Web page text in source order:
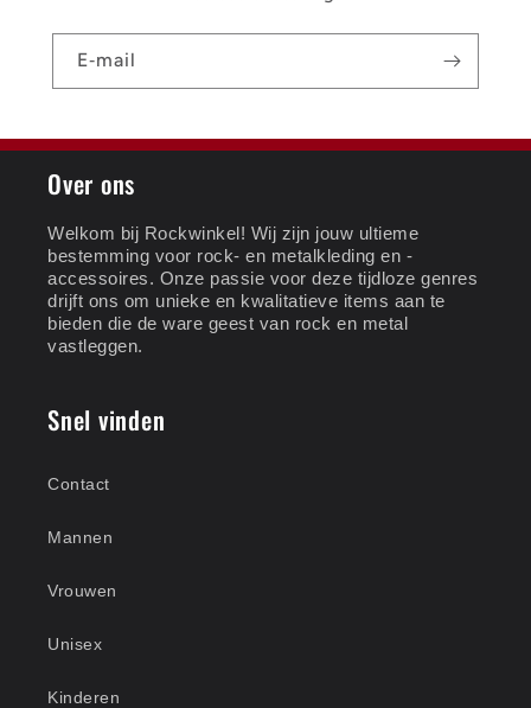
E‑mail
Over ons
Welkom bij Rockwinkel! Wij zijn jouw ultieme
bestemming voor rock- en metalkleding en -
accessoires. Onze passie voor deze tijdloze genres
drijft ons om unieke en kwalitatieve items aan te
bieden die de ware geest van rock en metal
vastleggen.
Snel vinden
Contact
Mannen
Vrouwen
Unisex
Kinderen